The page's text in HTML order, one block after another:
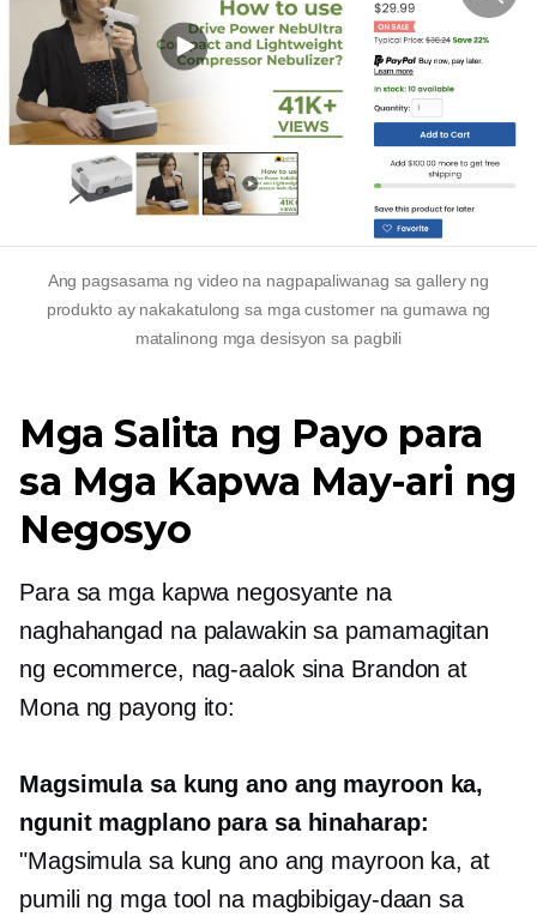
Ang pagsasama ng video na nagpapaliwanag sa gallery ng
produkto ay nakakatulong sa mga customer na gumawa ng
matalinong mga desisyon sa pagbili
Mga Salita ng Payo para
sa Mga Kapwa May-ari ng
Negosyo
Para sa mga kapwa negosyante na
naghahangad na palawakin sa pamamagitan
ng ecommerce, nag-aalok sina Brandon at
Mona ng payong ito:
Magsimula sa kung ano ang mayroon ka,
ngunit magplano para sa hinaharap:
"Magsimula sa kung ano ang mayroon ka, at
pumili ng mga tool na magbibigay-daan sa